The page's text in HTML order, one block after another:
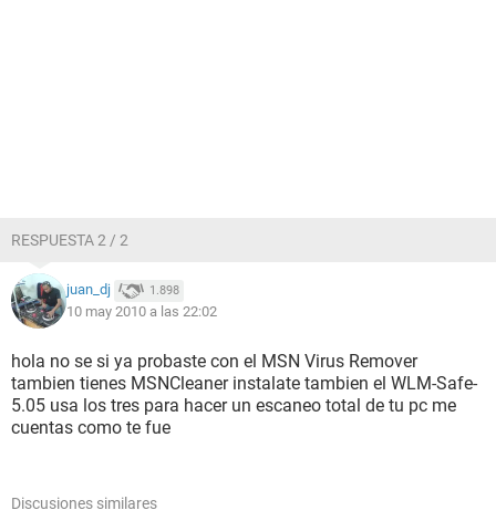
RESPUESTA 2 / 2
juan_dj 1.898
10 may 2010 a las 22:02
hola no se si ya probaste con el MSN Virus Remover
tambien tienes MSNCleaner instalate tambien el WLM-Safe-
5.05 usa los tres para hacer un escaneo total de tu pc me
cuentas como te fue
Discusiones similares